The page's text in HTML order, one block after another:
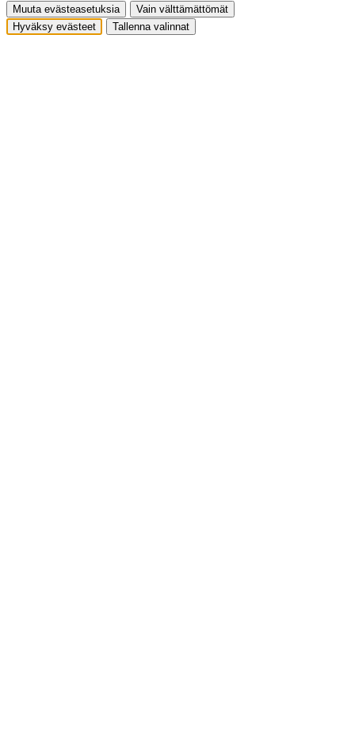
Muuta evästeasetuksia
Vain välttämättömät
Hyväksy evästeet
Tallenna valinnat